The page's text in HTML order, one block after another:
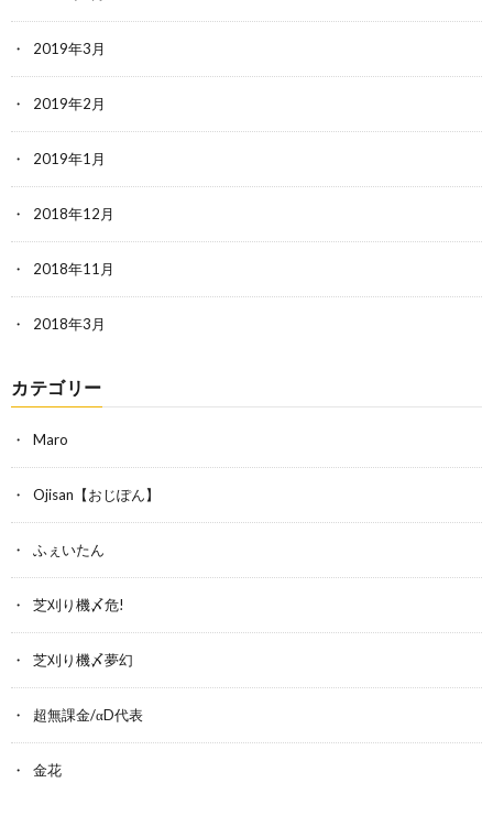
2019年3月
2019年2月
2019年1月
2018年12月
2018年11月
2018年3月
カテゴリー
Maro
Ojisan【おじぽん】
ふぇいたん
芝刈り機〆危!
芝刈り機〆夢幻
超無課金/αD代表
金花